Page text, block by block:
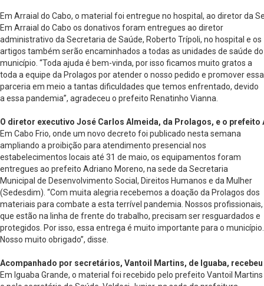
Em Arraial do Cabo, o material foi entregue no hospital, ao diretor da
Em Arraial do Cabo os donativos foram entregues ao diretor
administrativo da Secretaria de Saúde, Roberto Trípoli, no hospital e os
artigos também serão encaminhados a todas as unidades de saúde do
município. “Toda ajuda é bem-vinda, por isso ficamos muito gratos a
toda a equipe da Prolagos por atender o nosso pedido e promover essa
parceria em meio a tantas dificuldades que temos enfrentado, devido
a essa pandemia”, agradeceu o prefeito Renatinho Vianna.
O diretor executivo José Carlos Almeida, da Prolagos, e o prefeito
Em Cabo Frio, onde um novo decreto foi publicado nesta semana
ampliando a proibição para atendimento presencial nos
estabelecimentos locais até 31 de maio, os equipamentos foram
entregues ao prefeito Adriano Moreno, na sede da Secretaria
Municipal de Desenvolvimento Social, Direitos Humanos e da Mulher
(Sedesdim). “Com muita alegria recebemos a doação da Prolagos dos
materiais para combate a esta terrível pandemia. Nossos profissionais,
que estão na linha de frente do trabalho, precisam ser resguardados e
protegidos. Por isso, essa entrega é muito importante para o município.
Nosso muito obrigado”, disse.
Acompanhado por secretários, Vantoil Martins, de Iguaba,
Em Iguaba Grande, o material foi recebido pelo prefeito Vantoil Martins